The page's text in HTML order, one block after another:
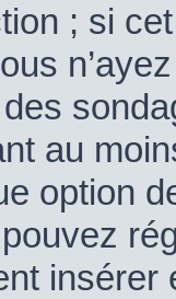
; si
au
option
insérer